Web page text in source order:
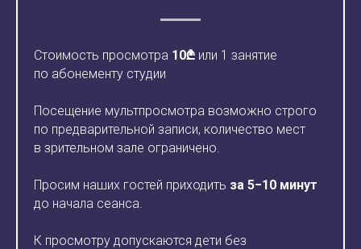
Стоимость просмотра 10₾ или 1 занятие
по абонементу студии
Посещение мультпросмотра возможно строго
по предварительной записи, количество мест
в зрительном зале ограничено.
Просим наших гостей приходить за 5−10 минут
до начала сеанса.
К просмотру допускаются дети без